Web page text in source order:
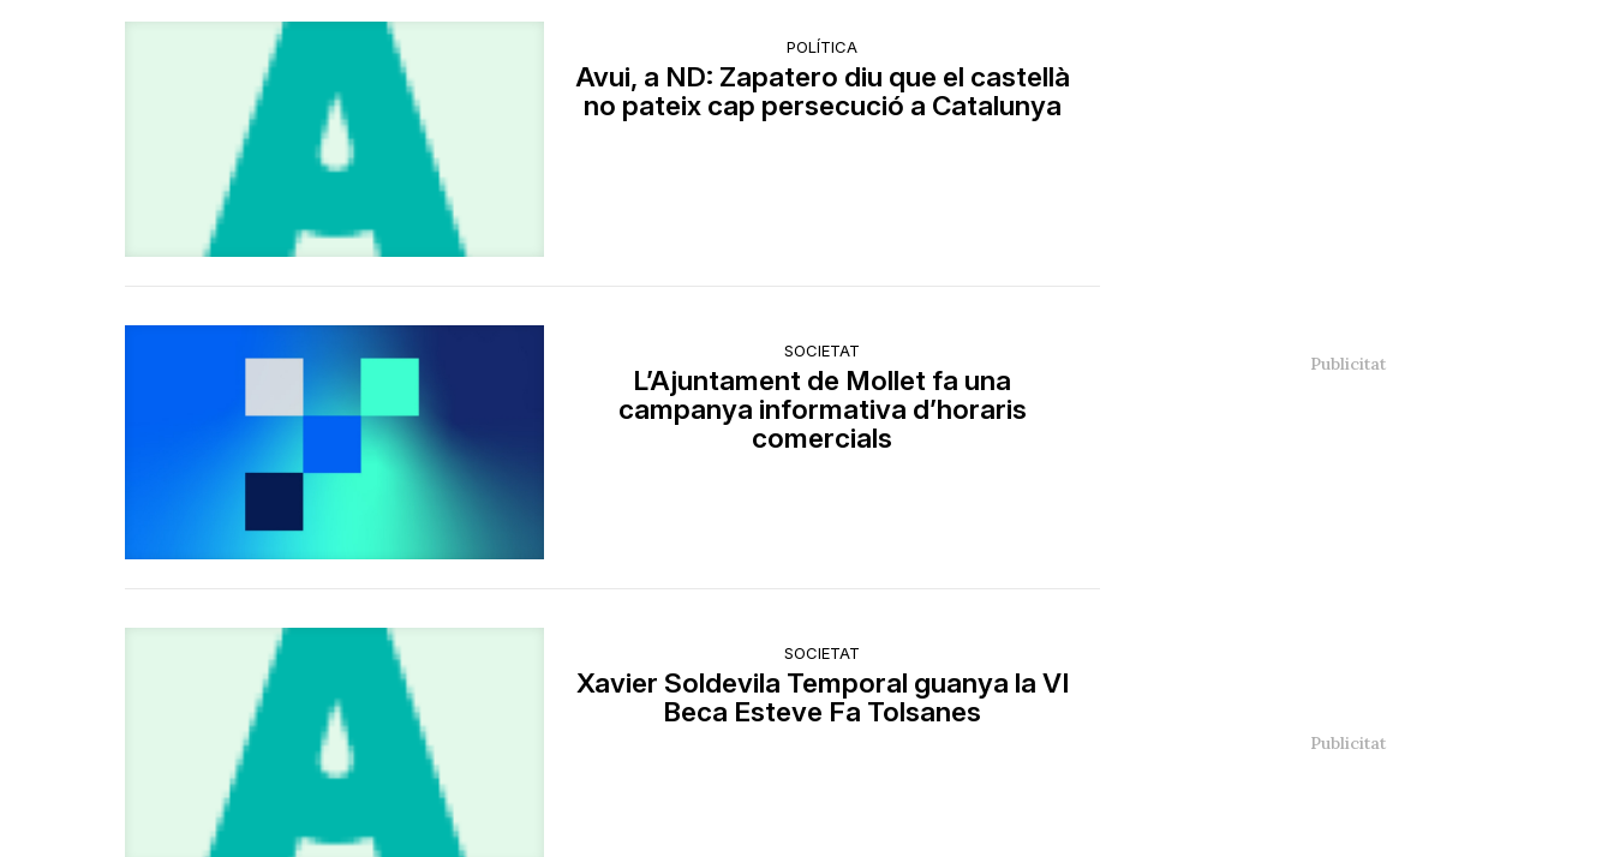
POLÍTICA
Avui, a ND: Zapatero diu que el castellà
no pateix cap persecució a Catalunya
SOCIETAT
L’Ajuntament de Mollet fa una
campanya informativa d’horaris
comercials
SOCIETAT
Xavier Soldevila Temporal guanya la VI
Beca Esteve Fa Tolsanes